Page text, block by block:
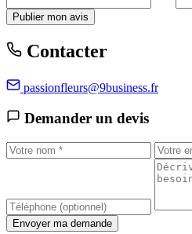
Publier mon avis
Contacter
passionfleurs@9business.fr
Demander un devis
Envoyer ma demande